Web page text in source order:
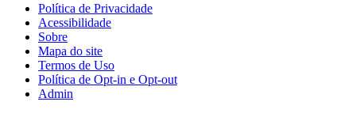
Política de Privacidade
Acessibilidade
Sobre
Mapa do site
Termos de Uso
Política de Opt-in e Opt-out
Admin